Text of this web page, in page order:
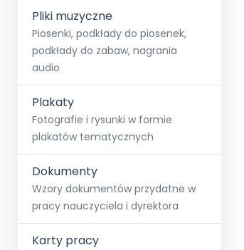
Pliki muzyczne
Piosenki, podkłady do piosenek,
podkłady do zabaw, nagrania
audio
Plakaty
Fotografie i rysunki w formie
plakatów tematycznych
Dokumenty
Wzory dokumentów przydatne w
pracy nauczyciela i dyrektora
Karty pracy